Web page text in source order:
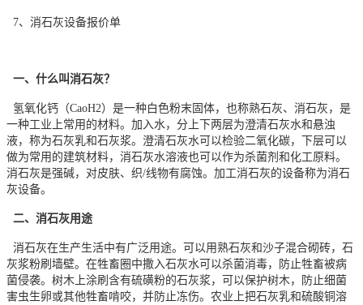
7、消石灰设备报价单
一、什么叫消石灰？
氢氧化钙（CaoH2）是一种白色粉末固体，也称熟石灰、消石灰，是
一种工业上常用的材料。加入水，分上下两层为澄清石灰水和悬浊
液，称为石灰乳和石灰浆。澄清石灰水可以检验二氧化碳，下层可以
做为常用的建筑材料，消石灰水溶液也可以作为杀菌剂和化工原料。
消石灰是强碱，对皮肤、织/线物有腐蚀。 加工消石灰的设备称为消石
灰设备。
二、消石灰用途
消石灰在生产生活中有广泛用途。可以用熟石灰和沙子混合砌砖，石
灰浆粉刷墙壁。在牲畜圈中撒入石灰水可以杀菌消毒，防止牲畜被病
菌侵袭。树木上涂刷含有硫磺粉的石灰浆，可以保护树木，防止细菌
害虫生卵或其他牲畜啃咬，并防止冻伤。农业上把石灰乳和硫酸铜溶